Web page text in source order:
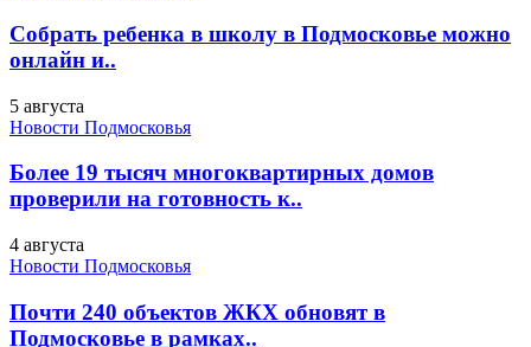
Собрать ребенка в школу в Подмосковье можно
онлайн и..
5 августа
Новости Подмосковья
Более 19 тысяч многоквартирных домов
проверили на готовность к..
4 августа
Новости Подмосковья
Почти 240 объектов ЖКХ обновят в
Подмосковье в рамках..